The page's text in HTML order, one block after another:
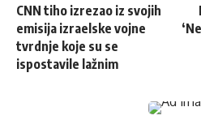
CNN tiho izrezao iz svojih
emisija izraelske vojne
tvrdnje koje su se
ispostavile lažnim